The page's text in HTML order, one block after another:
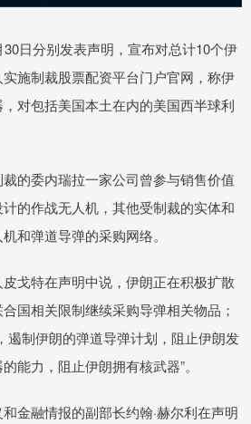
日分别发表声明，宣布对总计10个伊
施制裁股票配资平台门户官网，称伊
对包括美国本土在内的美国西半球利
的委内瑞拉一家公司曾参与销售价值
的作战无人机，其他受制裁的实体和
和弹道导弹的采购网络。
戈特在声明中说，伊朗正在积极扩散
国相关限制继续采购导弹相关物品；
遏制伊朗的弹道导弹计划，阻止伊朗发
能力，阻止伊朗拥有核武器”。
金融情报的副部长约翰·赫尔利在声明